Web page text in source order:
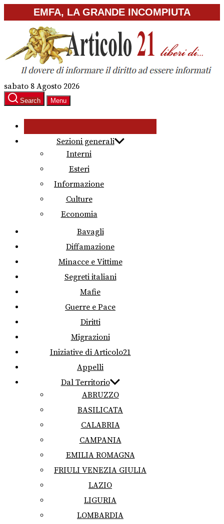
to
content
EMFA, LA GRANDE INCOMPIUTA
sabato 8 Agosto 2026
Search Menu
Sezioni generali
Interni
Esteri
Informazione
Culture
Economia
Bavagli
Diffamazione
Minacce e Vittime
Segreti italiani
Mafie
Guerre e Pace
Diritti
Migrazioni
Iniziative di Articolo21
Appelli
Dal Territorio
ABRUZZO
BASILICATA
CALABRIA
CAMPANIA
EMILIA ROMAGNA
FRIULI VENEZIA GIULIA
LAZIO
LIGURIA
LOMBARDIA